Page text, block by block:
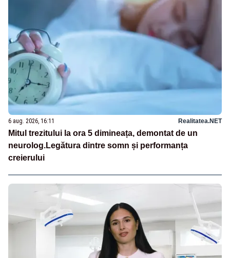
6 aug. 2026, 16:11 Realitatea.NET
Mitul trezitului la ora 5 dimineața, demontat de un
neurolog.Legătura dintre somn și performanța
creierului